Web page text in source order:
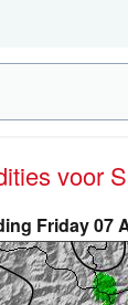
voor
Friday 07